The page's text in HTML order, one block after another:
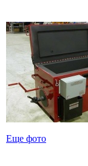
Еще фото